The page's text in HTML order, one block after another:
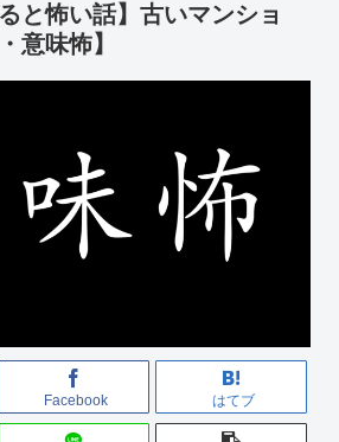
と怖い話】古いマンショ
意味怖】
Facebook はてブ